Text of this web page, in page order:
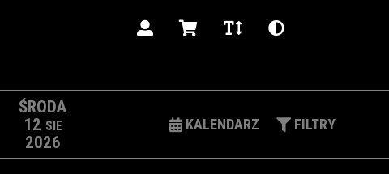
ŚRODA
12 SIE
2026
KALENDARZ FILTRY